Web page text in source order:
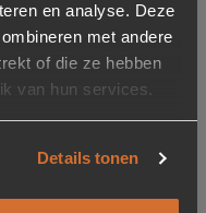
en analyse. Deze
met andere
of die ze hebben
van hun services.
Details tonen
.
doen?